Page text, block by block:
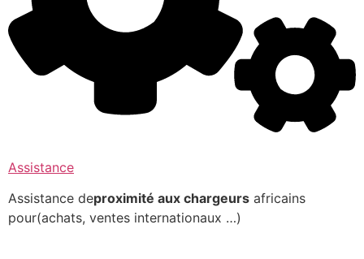
Assistance
Assistance deproximité aux chargeurs africains
pour(achats, ventes internationaux …)